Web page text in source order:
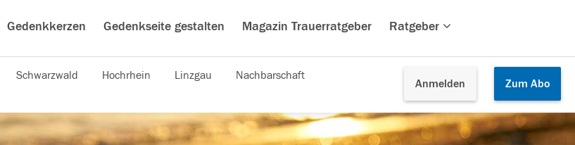
Gedenkkerzen Gedenkseite gestalten Magazin Trauerratgeber Ratgeber
Anmelden Zum Abo
Schwarzwald Hochrhein Linzgau Nachbarschaft